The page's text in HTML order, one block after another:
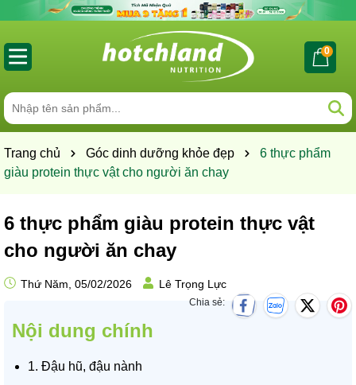
0
Trang chủ Góc dinh dưỡng khỏe đẹp
6 thực phẩm
giàu protein thực vật cho người ăn chay
6 thực phẩm giàu protein thực vật
cho người ăn chay
Thứ Năm, 05/02/2026 Lê Trọng Lực
Chia sẻ:
Nội dung chính
1. Đậu hũ, đậu nành